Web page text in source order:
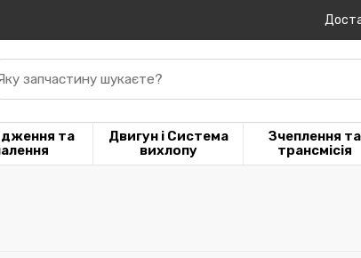
запчастину шукаєте?
та
Двигун і Система
вихлопу
Зчеплення та
трансмісія